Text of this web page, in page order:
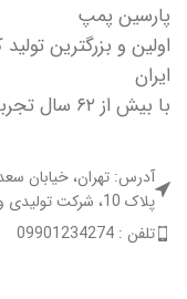
پارسین پمپ
اولین و بزرگترین
ایران
با بیش از ۶۲ سال تجربه
آدرس: تهران، خیابان
پلاک 10، شرکت تولیدی و تجاری پارسین
تلفن : 09901234274